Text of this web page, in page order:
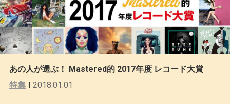
あの人が選ぶ！ Mastered的 2017年度 レコード大賞
特集
2018.01.01